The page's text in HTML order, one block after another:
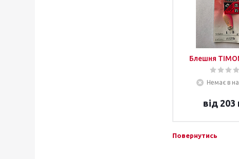
Блешня
Немає в
від 203
Повернутись